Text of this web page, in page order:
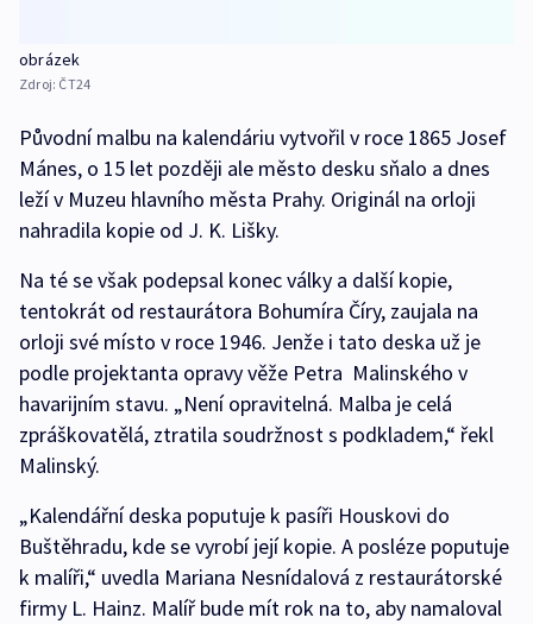
obrázek
Zdroj: ČT24
Původní malbu na kalendáriu vytvořil v roce 1865 Josef
Mánes, o 15 let později ale město desku sňalo a dnes
leží v Muzeu hlavního města Prahy. Originál na orloji
nahradila kopie od J. K. Lišky.
Na té se však podepsal konec války a další kopie,
tentokrát od restaurátora Bohumíra Číry, zaujala na
orloji své místo v roce 1946. Jenže i tato deska už je
podle projektanta opravy věže Petra Malinského v
havarijním stavu. „Není opravitelná. Malba je celá
zpráškovatělá, ztratila soudržnost s podkladem,“ řekl
Malinský.
„Kalendářní deska poputuje k pasíři Houskovi do
Buštěhradu, kde se vyrobí její kopie. A posléze poputuje
k malíři,“ uvedla Mariana Nesnídalová z restaurátorské
firmy L. Hainz. Malíř bude mít rok na to, aby namaloval